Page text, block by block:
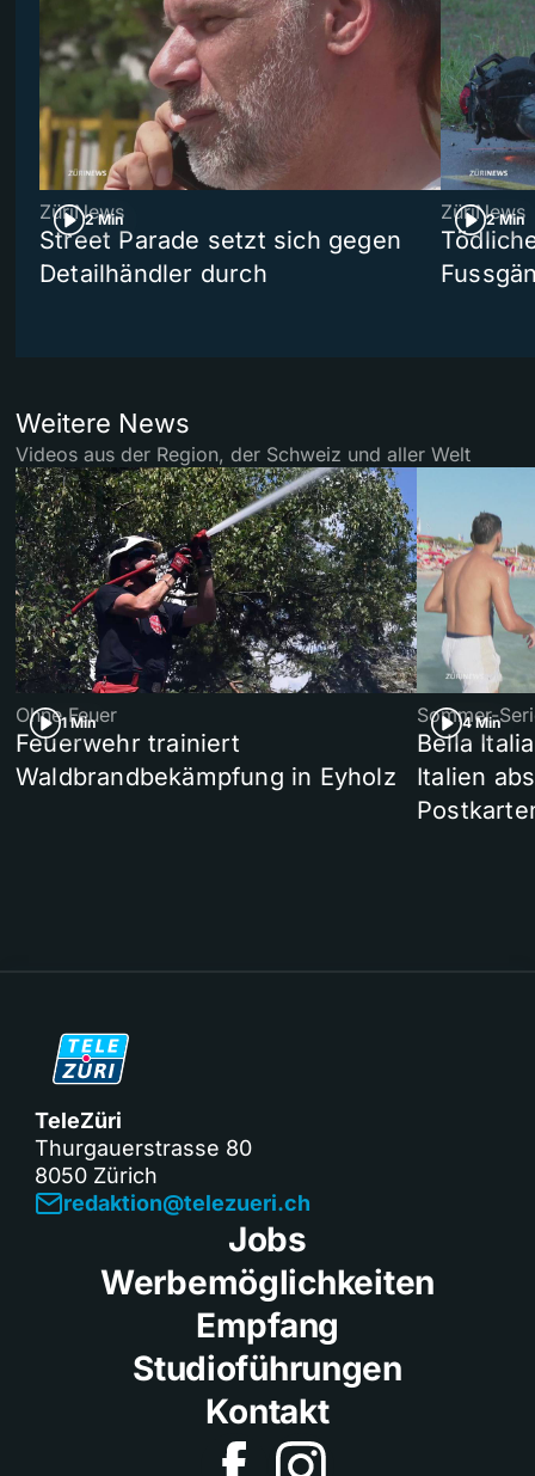
2 Min
ZüriNews
Street Parade setzt sich gegen
Detailhändler durch
2 Min
ZüriNews
Weitere News
Videos aus der Region, der Schweiz und aller Welt
1 Min
Ohne Feuer
Feuerwehr trainiert
Waldbrandbekämpfung in Eyholz
4 Min
Sommer-
Bella
Italien
TeleZüri
Thurgauerstrasse 80
8050 Zürich
redaktion@telezueri.ch
Jobs
Werbemöglichkeiten
Empfang
Studioführungen
Kontakt